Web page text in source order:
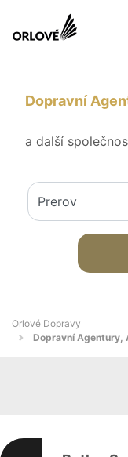
Dopravní
a další
Orlové Dopravy
Dopravní Agentury,